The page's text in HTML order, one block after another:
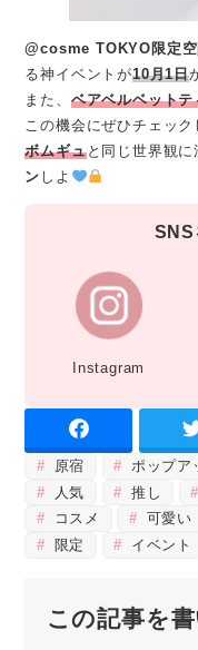
@cosme TOKYO限定
る神イベントが10月1日
また、 ベアベルベットテ
この機会にぜひチェック
ボムギュと同じ世界観に
ン しよ
Instagram
原宿 ポップア
人気
推し
コスメ
可愛い
限定
イベント
この記事を